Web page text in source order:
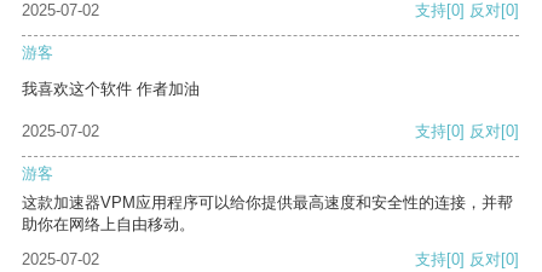
2025-07-02
支持[0] 反对[0]
游客
我喜欢这个软件 作者加油
2025-07-02 支持[0] 反对[0]
游客
这款加速器VPM应用程序可以给你提供最高速度和安全性的连接，并帮
助你在网络上自由移动。
2025-07-02
支持[0] 反对[0]